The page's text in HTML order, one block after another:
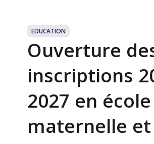
EDUCATION
Ouverture
inscriptions
2027 en école
maternelle